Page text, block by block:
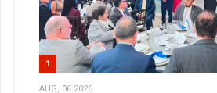
1
AUG, 06 2026